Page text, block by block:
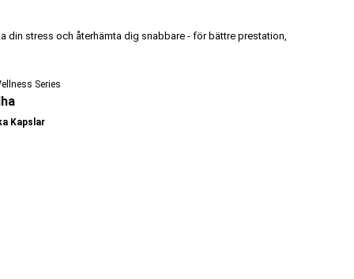
din stress och återhämta dig snabbare - för bättre prestation,
Series
Kapslar